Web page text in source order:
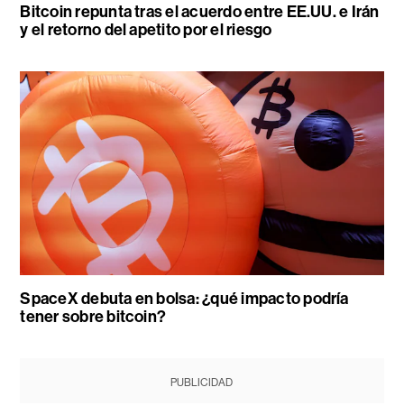
Bitcoin repunta tras el acuerdo entre EE.UU. e Irán
y el retorno del apetito por el riesgo
SpaceX debuta en bolsa: ¿qué impacto podría
tener sobre bitcoin?
PUBLICIDAD